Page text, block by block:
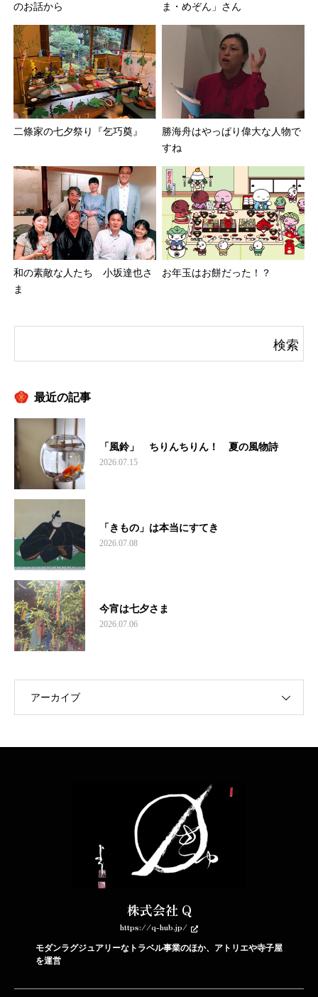
のお話から
ま・めぞん」さん
二條家の七夕祭り『乞巧奠』
勝海舟はやっぱり偉大な人物で
すね
和の素敵な人たち 小坂達也さ
ま
お年玉はお餅だった！？
最近の記事
「風鈴」 ちりんちりん！ 夏の風物詩
2026.07.15
「きもの」は本当にすてき
2026.07.08
今宵は七夕さま
2026.07.06
アーカイブ
株式会社 Q
https://q-hub.jp/
モダンラグジュアリーなトラベル事業のほか、アトリエや寺子屋
を運営